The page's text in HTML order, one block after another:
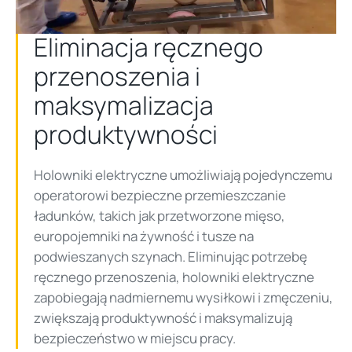
Video
Eliminacja ręcznego
przenoszenia i
maksymalizacja
produktywności
Holowniki elektryczne umożliwiają pojedynczemu
operatorowi bezpieczne przemieszczanie
ładunków, takich jak przetworzone mięso,
europojemniki na żywność i tusze na
podwieszanych szynach. Eliminując potrzebę
ręcznego przenoszenia, holowniki elektryczne
zapobiegają nadmiernemu wysiłkowi i zmęczeniu,
zwiększają produktywność i maksymalizują
bezpieczeństwo w miejscu pracy.